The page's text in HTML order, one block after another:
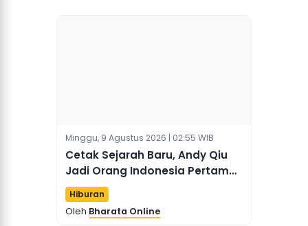
Minggu, 9 Agustus 2026 | 02:55 WIB
Cetak Sejarah Baru, Andy Qiu
Jadi Orang Indonesia Pertama
yang Raih Penghargaan Radio
Berbahasa Mandarin di
Tiongkok
Hiburan
Oleh Bharata Online